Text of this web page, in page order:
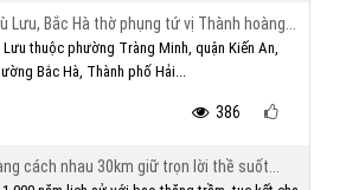
Lưu, Bắc Hà thờ phụng tứ vị Thành hoàng...
Lưu thuộc phường Tràng Minh, quận Kiến An,
Bắc Hà, Thành phố Hải...
386
cách nhau 30km giữ trọn lời thề suốt...